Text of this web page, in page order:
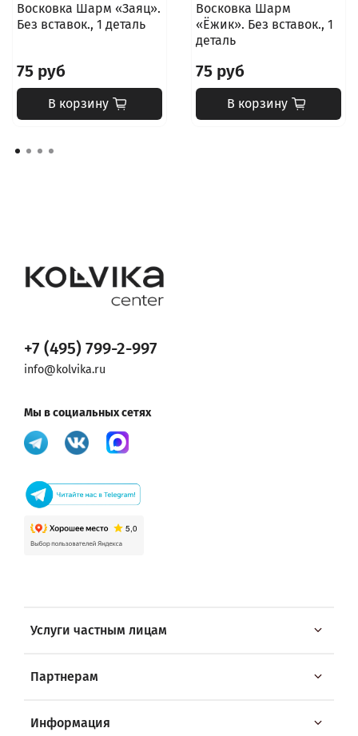
Восковка Шарм «Заяц».
Без вставок., 1 деталь
75 руб
В корзину
Восковка Шарм
«Ёжик». Без вставок., 1
деталь
75 руб
В корзину
Услуги частным лицам
Партнерам
Информация
+7 (495) 799-2-997
info@kolvika.ru
Мы в социальных сетях